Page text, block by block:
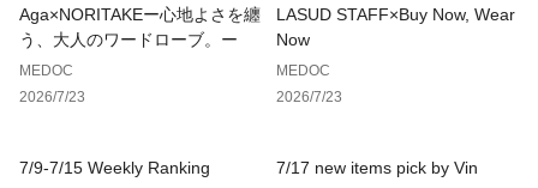
Aga×NORITAKEー心地よさを纏
う、大人のワードローブ。ー
MEDOC
2026/7/23
LASUD STAFF×Buy Now, Wear
Now
MEDOC
2026/7/23
7/9-7/15 Weekly Ranking 7/17 new items pick by Vin